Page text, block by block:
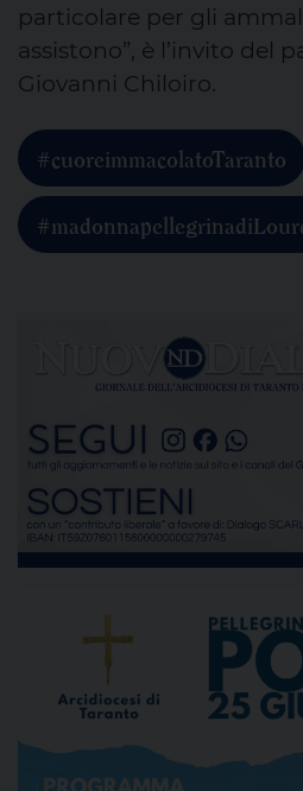
particolare per gli
assistono”, è l’invito del
Giovanni Chiloiro.
#cuoreimmacolatoTaranto